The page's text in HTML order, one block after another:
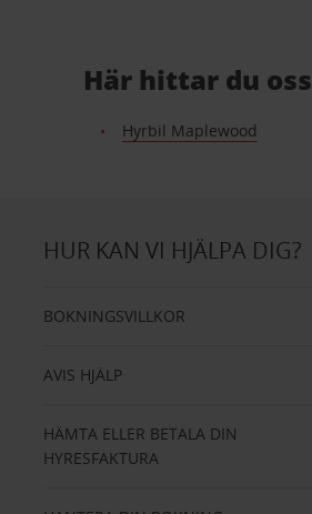
Här hittar du oss
Hyrbil Maplewood
HUR KAN VI HJÄLPA DIG?
BOKNINGSVILLKOR
AVIS HJÄLP
HÄMTA ELLER BETALA DIN
HYRESFAKTURA